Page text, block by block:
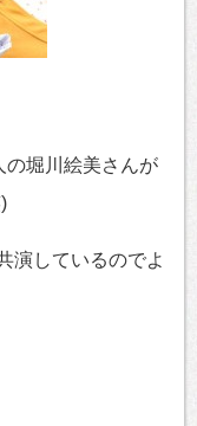
の堀川絵美さんが
演しているのでよ